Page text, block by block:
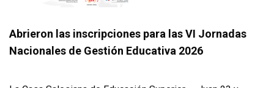
Abrieron las inscripciones para las VI Jornadas
Nacionales de Gestión Educativa 2026